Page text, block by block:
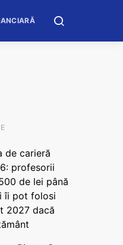
de carieră
profesorii
de lei până
îi pot folosi
2027 dacă